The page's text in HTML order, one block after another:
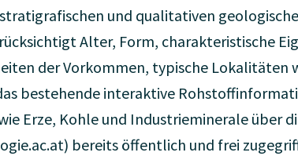
und qualitativen
Alter, Form, charakteristische
der Vorkommen, typische
bestehende interaktive
Erze, Kohle und Industrieminerale über
bereits öffentlich und frei